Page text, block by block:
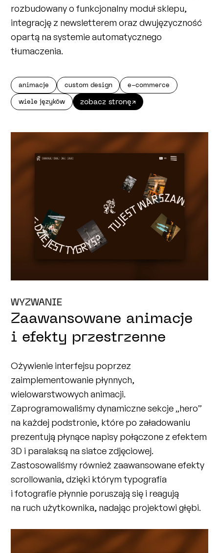
rozbudowany o funkcjonalny moduł sklepu,
integrację z newsletterem oraz dwujęzyczność
opartą na systemie automatycznego
tłumaczenia.
animacje custom design e-commerce
wiele języków zobacz stronę
WYZWANIE
Zaawansowane animacje
i efekty przestrzenne
Ożywienie interfejsu poprzez
zaimplementowanie płynnych,
wielowarstwowych animacji.
Zaprogramowaliśmy dynamiczne sekcje „hero”
na każdej podstronie, które po załadowaniu
prezentują płynące napisy połączone z efektem
3D i paralaksą na siatce zdjęciowej.
Zastosowaliśmy również zaawansowane efekty
scrollowania, dzięki którym typografia
i fotografie płynnie poruszają się i reagują
na ruch użytkownika, nadając projektowi głębi.